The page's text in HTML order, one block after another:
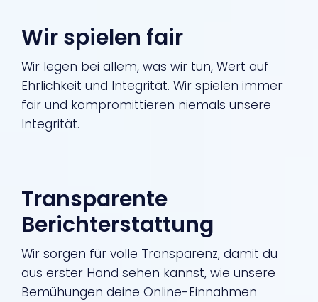
Wir spielen fair
Wir legen bei allem, was wir tun, Wert auf
Ehrlichkeit und Integrität. Wir spielen immer
fair und kompromittieren niemals unsere
Integrität.
Transparente
Berichterstattung
Wir sorgen für volle Transparenz, damit du
aus erster Hand sehen kannst, wie unsere
Bemühungen deine Online-Einnahmen